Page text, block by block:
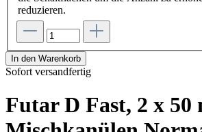
reduzieren.
In den Warenkorb
Sofort versandfertig
Futar D Fast, 2 x 50